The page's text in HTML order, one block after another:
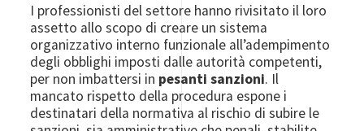
I professionisti del settore hanno rivisitato il loro
assetto allo scopo di creare un sistema
organizzativo interno funzionale all’adempimento
degli obblighi imposti dalle autorità competenti,
per non imbattersi in pesanti sanzioni. Il
mancato rispetto della procedura espone i
destinatari della normativa al rischio di subire le